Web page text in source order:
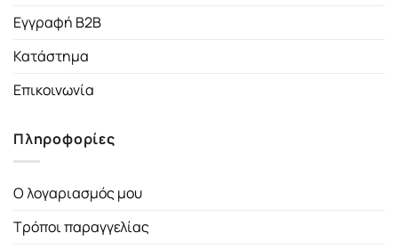
Εγγραφή B2B
Κατάστημα
Επικοινωνία
Πληροφορίες
Ο λογαριασμός μου
Τρόποι παραγγελίας